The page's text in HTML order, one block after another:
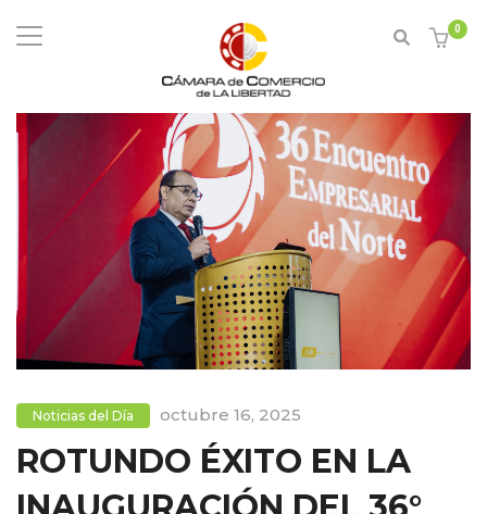
0
Noticias del Día octubre 16, 2025
ROTUNDO ÉXITO EN LA